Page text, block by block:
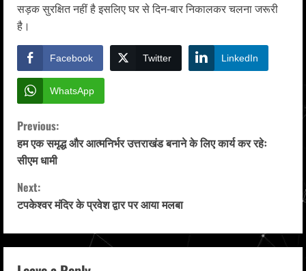
सड़क सुरक्षित नहीं है इसलिए घर से दिन-बार निकालकर चलना जरूरी
है।
Facebook Twitter LinkedIn
WhatsApp
C
o
n
t
i
Previous:
हम एक समृद्ध और आत्मनिर्भर उत्तराखंड बनाने के लिए कार्य कर रहेः
सीएम धामी
Next:
टपकेश्वर मंदिर के प्रवेश द्वार पर आया मलबा